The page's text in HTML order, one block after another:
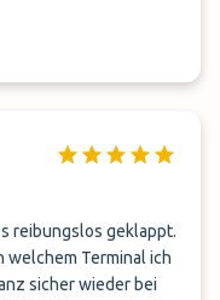
reibungslos geklappt.
welchem Terminal ich